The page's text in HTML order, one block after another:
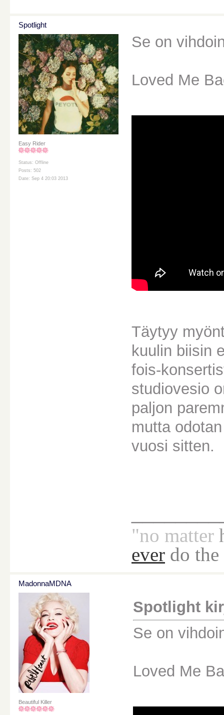
Spotlight
Easy Rider
Status: Offline
Posts: 502
Date: Sep 4 20:03 2013
Se on
Loved Me
Täytyy
kuulin biisin
fois-
studiovesio
paljon
mutta
vuosi sitten.
"no matter
ever do
MadonnaMDNA
Beautiful Killer
Spotlight
Se on
Loved Me